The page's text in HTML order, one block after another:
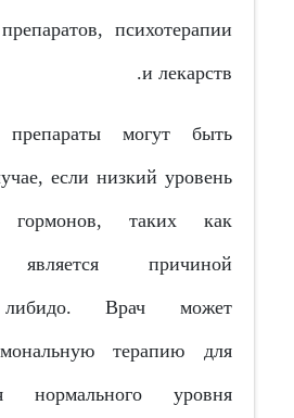
психотерапии
и лекарств.
препараты могут быть
если низкий уровень
гормонов, таких как
является причиной
либидо. Врач может
терапию для
нормального уровня